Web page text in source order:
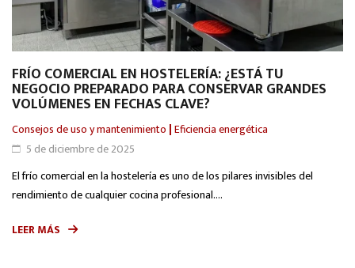
FRÍO COMERCIAL EN HOSTELERÍA: ¿ESTÁ TU
NEGOCIO PREPARADO PARA CONSERVAR GRANDES
VOLÚMENES EN FECHAS CLAVE?
Consejos de uso y mantenimiento |Eficiencia energética
5 de diciembre de 2025
El frío comercial en la hostelería es uno de los pilares invisibles del
rendimiento de cualquier cocina profesional....
LEER MÁS